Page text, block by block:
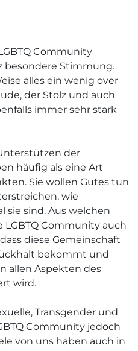
Community
besondere Stimmung.
alles ein wenig over
der Stolz und auch
immer sehr stark
der
häufig als eine Art
Sie wollen Gutes tun
wie
sie sind. Aus welchen
LGBTQ Community auch
diese Gemeinschaft
bekommt und
allen Aspekten des
wird.
Transgender und
Community jedoch
von uns haben auch in